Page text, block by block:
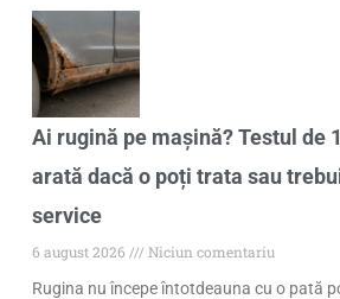
Ai rugină pe mașină? Testul de
arată dacă o poți trata sau
service
6 august 2026
Niciun comentariu
Rugina nu începe întotdeauna cu o pată